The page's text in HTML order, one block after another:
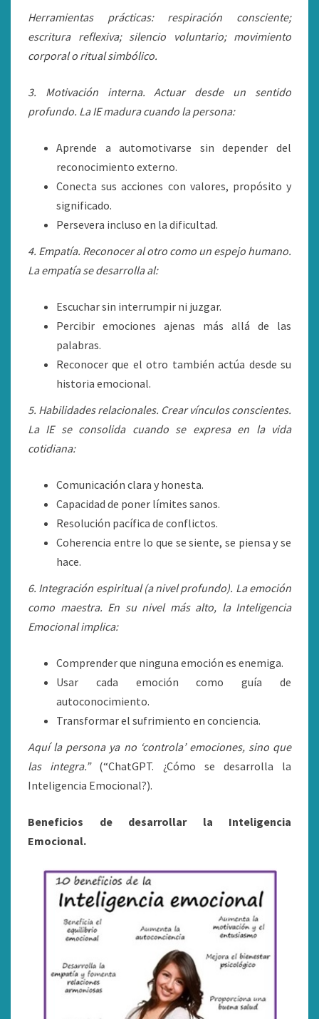
Herramientas prácticas: respiración consciente;
escritura reflexiva; silencio voluntario; movimiento
corporal o ritual simbólico.
3. Motivación interna. Actuar desde un sentido
profundo. La IE madura cuando la persona:
Aprende a automotivarse sin depender del
reconocimiento externo.
Conecta sus acciones con valores, propósito y
significado.
Persevera incluso en la dificultad.
4. Empatía. Reconocer al otro como un espejo humano.
La empatía se desarrolla al:
Escuchar sin interrumpir ni juzgar.
Percibir emociones ajenas más allá de las
palabras.
Reconocer que el otro también actúa desde su
historia emocional.
5. Habilidades relacionales. Crear vínculos conscientes.
La IE se consolida cuando se expresa en la vida
cotidiana:
Comunicación clara y honesta.
Capacidad de poner límites sanos.
Resolución pacífica de conflictos.
Coherencia entre lo que se siente, se piensa y se
hace.
6. Integración espiritual (a nivel profundo). La emoción
como maestra. En su nivel más alto, la Inteligencia
Emocional implica:
Comprender que ninguna emoción es enemiga.
Usar cada emoción como guía de
autoconocimiento.
Transformar el sufrimiento en conciencia.
Aquí la persona ya no ‘controla’ emociones, sino que
las integra.”(“ChatGPT. ¿Cómo se desarrolla la
Inteligencia Emocional?).
Beneficios de desarrollar la Inteligencia
Emocional.